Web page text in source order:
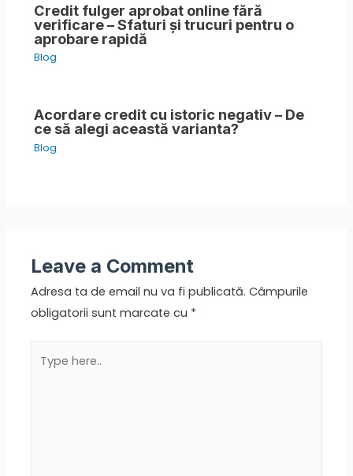
Credit fulger aprobat online fără
verificare – Sfaturi și trucuri pentru o
aprobare rapidă
Blog
Acordare credit cu istoric negativ – De
ce să alegi această varianta?
Blog
Leave a Comment
Adresa ta de email nu va fi publicată. Câmpurile
obligatorii sunt marcate cu *